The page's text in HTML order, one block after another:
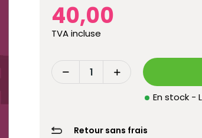
40,00
TVA incluse
En stock -
Retour sans frais